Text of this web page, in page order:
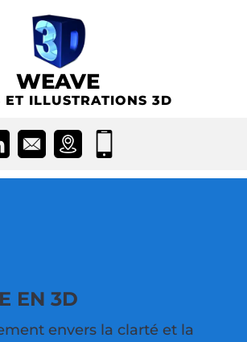
WEAVE
ET ILLUSTRATIONS 3D
EN 3D
envers la clarté et la